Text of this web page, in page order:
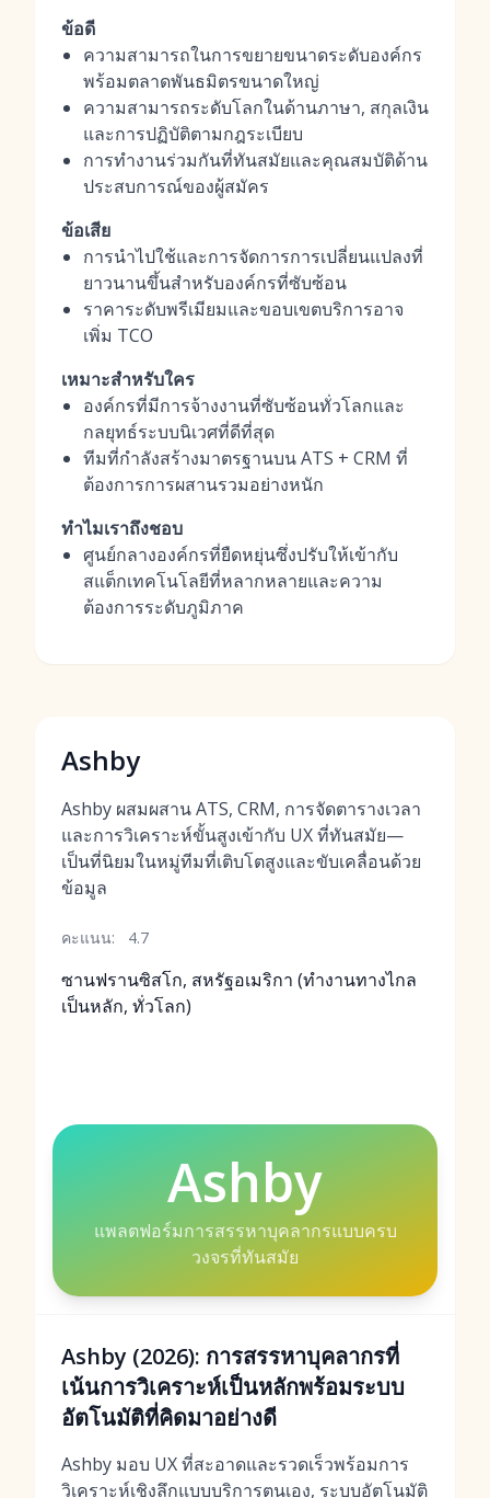
ข้อดี
ความสามารถในการขยายขนาดระดับองค์กร
พร้อมตลาดพันธมิตรขนาดใหญ่
ความสามารถระดับโลกในด้านภาษา, สกุลเงิน
และการปฏิบัติตามกฎระเบียบ
การทำงานร่วมกันที่ทันสมัยและคุณสมบัติด้าน
ประสบการณ์ของผู้สมัคร
ข้อเสีย
การนำไปใช้และการจัดการการเปลี่ยนแปลงที่
ยาวนานขึ้นสำหรับองค์กรที่ซับซ้อน
ราคาระดับพรีเมียมและขอบเขตบริการอาจ
เพิ่ม TCO
เหมาะสำหรับใคร
องค์กรที่มีการจ้างงานที่ซับซ้อนทั่วโลกและ
กลยุทธ์ระบบนิเวศที่ดีที่สุด
ทีมที่กำลังสร้างมาตรฐานบน ATS + CRM ที่
ต้องการการผสานรวมอย่างหนัก
ทำไมเราถึงชอบ
ศูนย์กลางองค์กรที่ยืดหยุ่นซึ่งปรับให้เข้ากับ
สแต็กเทคโนโลยีที่หลากหลายและความ
ต้องการระดับภูมิภาค
Ashby
Ashby ผสมผสาน ATS, CRM, การจัดตารางเวลา
และการวิเคราะห์ขั้นสูงเข้ากับ UX ที่ทันสมัย—
เป็นที่นิยมในหมู่ทีมที่เติบโตสูงและขับเคลื่อนด้วย
ข้อมูล
คะแนน: 4.7
ซานฟรานซิสโก, สหรัฐอเมริกา (ทำงานทางไกล
เป็นหลัก, ทั่วโลก)
Ashby
แพลตฟอร์มการสรรหาบุคลากรแบบครบ
วงจรที่ทันสมัย
Ashby (2026): การสรรหาบุคลากรที่
เน้นการวิเคราะห์เป็นหลักพร้อมระบบ
อัตโนมัติที่คิดมาอย่างดี
Ashby มอบ UX ที่สะอาดและรวดเร็วพร้อมการ
วิเคราะห์เชิงลึกแบบบริการตนเอง, ระบบอัตโนมัติ